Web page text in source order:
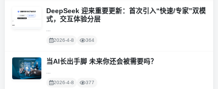
DeepSeek 迎来重要更新：首次引入“快速/专家”双模
式，交互体验分层
2026-4-8 364
当AI长出手脚 未来你还会被需要吗？
2026-4-8 377